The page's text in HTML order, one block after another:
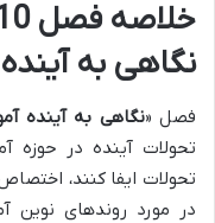
نگاهی به
فصل «نگاهی به آینده
تحولات آینده در
تحولات ایفا کنند،
در مورد روندهای نوین